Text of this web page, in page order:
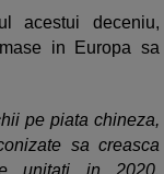
acestui deceniu,
in Europa sa
pe piata chineza,
sa creasca